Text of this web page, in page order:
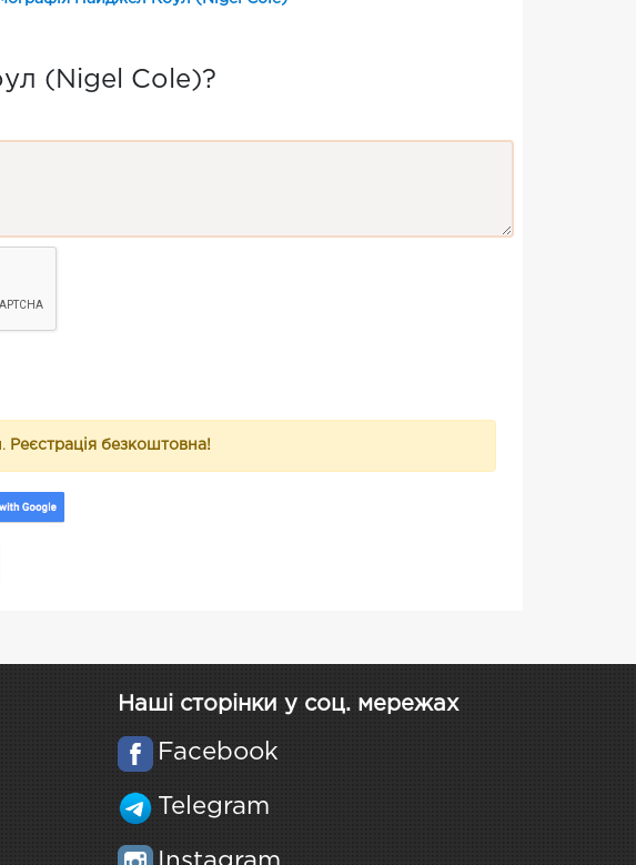
(Nigel Cole)?
Реєстрація безкоштовна!
Наші сторінки у соц. мережах
Facebook
Telegram